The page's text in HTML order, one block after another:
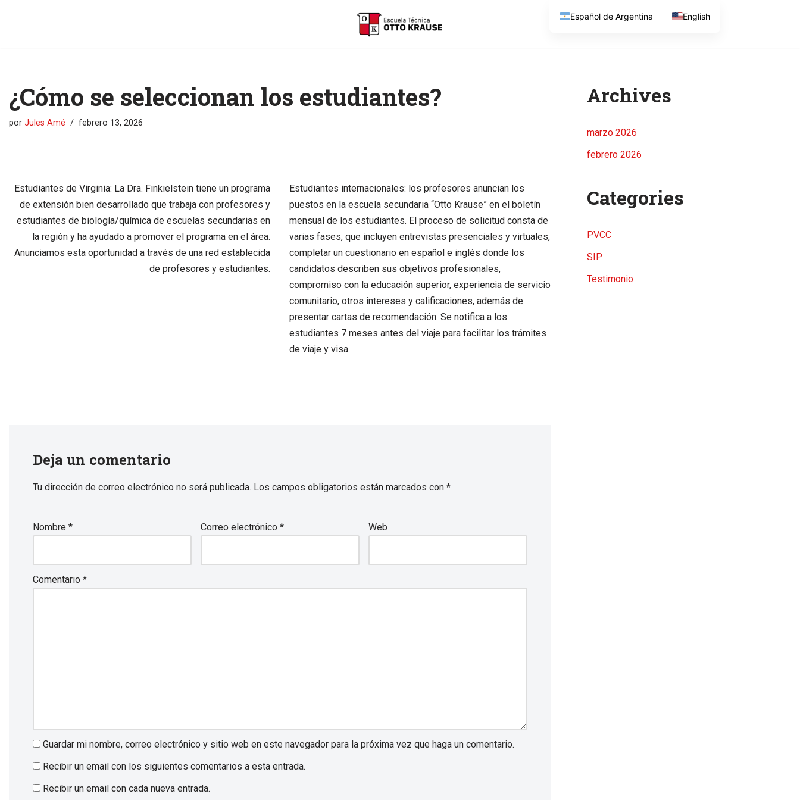
¿Cómo se seleccionan los estudiantes?
por Jules Amé febrero 13, 2026
Estudiantes de Virginia: La Dra. Finkielstein tiene un programa
de extensión bien desarrollado que trabaja con profesores y
estudiantes de biología/química de escuelas secundarias en
la región y ha ayudado a promover el programa en el área.
Anunciamos esta oportunidad a través de una red establecida
de profesores y estudiantes.
Estudiantes internacionales: los profesores anuncian los
puestos en la escuela secundaria “Otto Krause” en el boletín
mensual de los estudiantes. El proceso de solicitud consta de
varias fases, que incluyen entrevistas presenciales y virtuales,
completar un cuestionario en español e inglés donde los
candidatos describen sus objetivos profesionales,
compromiso con la educación superior, experiencia de servicio
comunitario, otros intereses y calificaciones, además de
presentar cartas de recomendación. Se notifica a los
estudiantes 7 meses antes del viaje para facilitar los trámites
de viaje y visa.
Deja un comentario
Tu dirección de correo electrónico no será publicada. Los campos obligatorios están marcados con *
Nombre * Correo electrónico * Web
Comentario *
Guardar mi nombre, correo electrónico y sitio web en este navegador para la próxima vez que haga un comentario.
Recibir un email con los siguientes comentarios a esta entrada.
Recibir un email con cada nueva entrada.
Archives
marzo 2026
febrero 2026
Categories
PVCC
SIP
Testimonio
Español de Argentina English